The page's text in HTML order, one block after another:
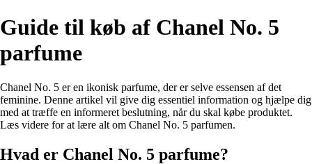
Guide til køb af Chanel No. 5
parfume
Chanel No. 5 er en ikonisk parfume, der er selve essensen af det
feminine. Denne artikel vil give dig essentiel information og hjælpe dig
med at træffe en informeret beslutning, når du skal købe produktet.
Læs videre for at lære alt om Chanel No. 5 parfumen.
Hvad er Chanel No. 5 parfume?